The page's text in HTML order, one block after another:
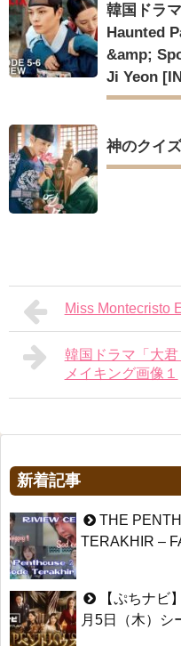
韓国ドラ
Haunted
&amp;
Ji Yeon
神のクイ
Miss Montecristo
韓国ドラマ「大
メイキング画像１
新着記事
THE
TERAKHIR –
【ぷちナビ
月5日（木）シ